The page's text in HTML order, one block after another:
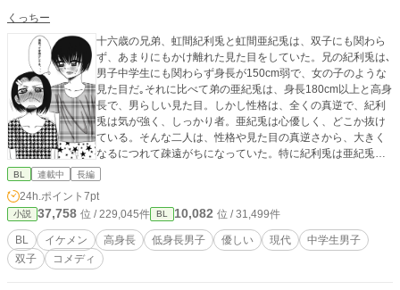
くっちー
十六歳の兄弟、虹間紀利兎と虹間亜紀兎は、双子にも関わら
ず、あまりにもかけ離れた見た目をしていた。兄の紀利兎は､
男子中学生にも関わらず身長が150cm弱で、女の子のような
見た目だ｡それに比べて弟の亜紀兎は、身長180cm以上と高身
長で、男らしい見た目。しかし性格は、全くの真逆で、紀利
兎は気が強く、しっかり者。亜紀兎は心優しく、どこか抜け
ている。そんな二人は、性格や見た目の真逆さから、大きく
なるにつれて疎遠がちになっていた。特に紀利兎は亜紀兎に
嫌悪感を抱いており、キツく当たる。しかしある出来事を通
から来ていることに気づく。凸凹な二人の、恋の行方
は……？
BL 連載中 長編
24h.ポイント 7pt
小説 37,758 位 / 229,045件 BL 10,082 位 / 31,499件
BL イケメン 高身長 低身長男子 優しい 現代
中学生男子
双子
コメディ